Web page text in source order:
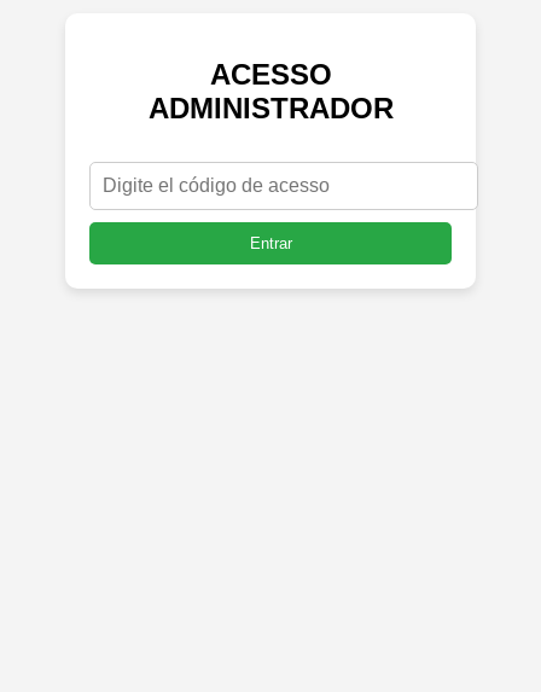
ACESSO
ADMINISTRADOR
Entrar